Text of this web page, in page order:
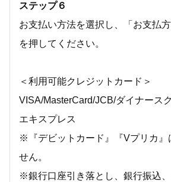
ステップ６
お支払い方法を選択し、「お支払
を押してください。
＜利用可能クレジットカード＞
VISA/MasterCard/JCB/ダイナース
エキスプレス
※『デビットカード』『Vプリカ』
せん。
※銀行口座引き落とし、銀行振込